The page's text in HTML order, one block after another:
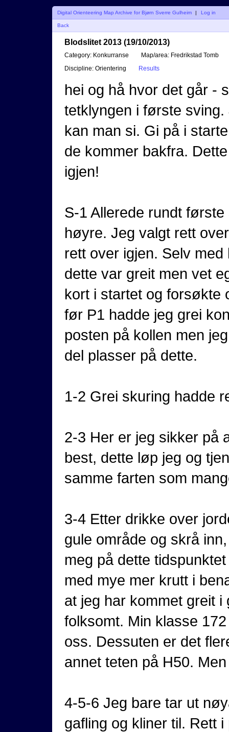
Digital Orienteering Map Archive for Bjørn Sverre Gulheim | Log in
Back
Blodslitet 2013 (19/10/2013)
Category: Konkurranse Map/area: Fredrikstad Tomb
Discipline: Orientering Results
hei og hå hvor det går -
tetklyngen i første
kan man si. Gi på i
de kommer bakfra.
igjen!
S-1 Allerede rundt
høyre. Jeg valgt rett
rett over igjen. Selv
dette var greit men vet
kort i startet og forsøkte
før P1 hadde jeg grei
posten på kollen men
del plasser på dette.
1-2 Grei skuring hadde
2-3 Her er jeg sikker på
best, dette løp jeg og
samme farten som
3-4 Etter drikke over
gule område og skrå
meg på dette
med mye mer krutt i
at jeg har kommet greit
folksomt. Min klasse
oss. Dessuten er det
annet teten på H50.
4-5-6 Jeg bare tar ut
gafling og kliner til. Rett